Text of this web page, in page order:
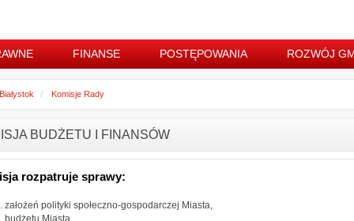
FINANSE POSTĘPOWANIA ROZWÓJ
Komisje Rady
BUDŻETU I FINANSÓW
rozpatruje sprawy:
założeń polityki społeczno-gospodarczej Miasta,
budżetu Miasta,